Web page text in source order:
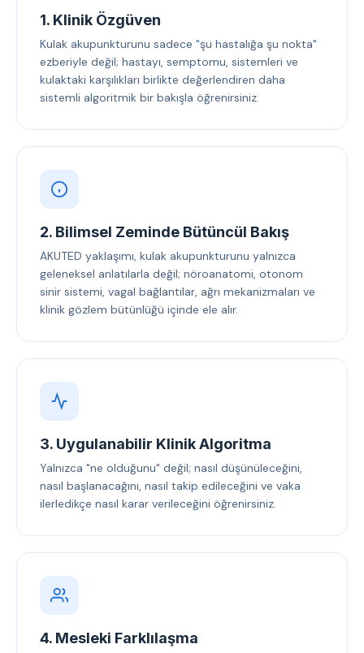
1. Klinik Özgüven
Kulak akupunkturunu sadece "şu hastalığa şu nokta"
ezberiyle değil; hastayı, semptomu, sistemleri ve
kulaktaki karşılıkları birlikte değerlendiren daha
sistemli algoritmik bir bakışla öğrenirsiniz.
2. Bilimsel Zeminde Bütüncül Bakış
AKUTED yaklaşımı, kulak akupunkturunu yalnızca
geleneksel anlatılarla değil; nöroanatomi, otonom
sinir sistemi, vagal bağlantılar, ağrı mekanizmaları ve
klinik gözlem bütünlüğü içinde ele alır.
3. Uygulanabilir Klinik Algoritma
Yalnızca "ne olduğunu" değil; nasıl düşünüleceğini,
nasıl başlanacağını, nasıl takip edileceğini ve vaka
ilerledikçe nasıl karar verileceğini öğrenirsiniz.
4. Mesleki Farklılaşma